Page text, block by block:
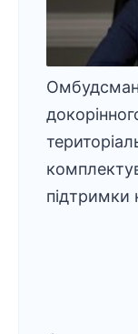
Омбудсман
підтримки